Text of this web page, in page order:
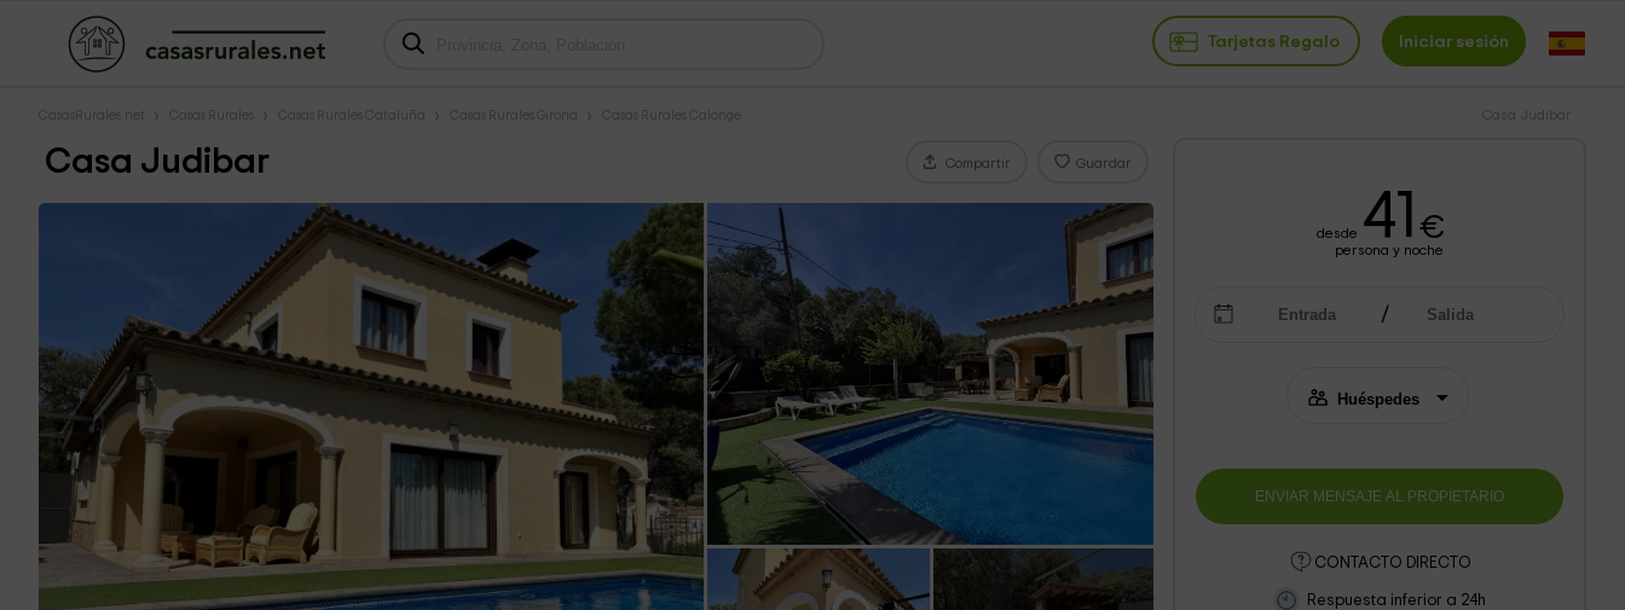
Tarjetas Regalo Iniciar sesión
CasasRurales.net Casas Rurales Casas Rurales Cataluña Casas Rurales Girona Casas Rurales Calonge Casa Judibar
Casa Judibar Compartir Guardar
desde 41 €
persona y noche
CONTACTO DIRECTO
Respuesta inferior a 24h